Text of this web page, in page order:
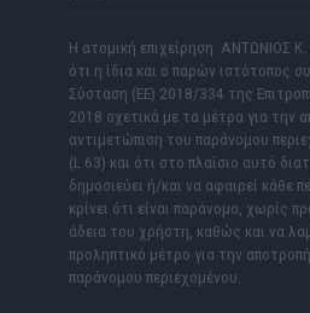
Η ατομική επιχείρηση ΑΝΤΩΝΙΟΣ
ότι η ίδια και ο παρών ιστότοπος
Σύσταση (ΕΕ) 2018/334 της
2018 σχετικά με τα μέτρα για την
αντιμετώπιση του παράνομου
(L 63) και ότι στο πλαίσιο αυτό
δημοσιεύει ή/και να αφαιρεί κάθε
κρίνει ότι είναι παράνομο, χωρίς
άδεια του χρήστη, καθώς και να
προληπτικό μέτρο για την
παράνομου περιεχομένου.